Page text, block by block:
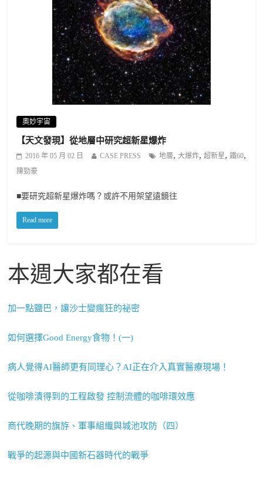
奧妙宇宙
【天文發現】從地層中研究超新星爆炸
2016 年 05 月 02 日 CASE PRESS 地層,大爆炸,超新星,鐵60,
陳勁豪
■要研究超新星爆炸嗎？或許不用架望遠鏡往
Read more
本週大家都在看
加一點鹽巴，讓沙士變瘋狂的祕密
如何選擇Good Energy食物！(一)
病人覺得AI醫師更有同理心？AI正在介入真實醫療現場！
從咖啡漬得到的工程啟發 控制流體的咖啡環效應
商代晚期的旗斿、軍事組織與城池攻防（四）
戰爭的起源與中國新石器時代的戰爭